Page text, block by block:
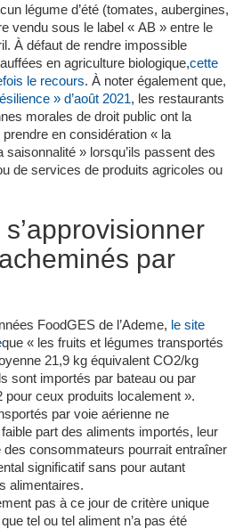
légume d’été (tomates, aubergines,
vendu sous le label « AB » entre le
À défaut de rendre impossible
en agriculture biologique,cette
le recours. À noter également que,
» d’août 2021, les restaurants
morales de droit public ont la
prendre en considération « la
» lorsqu’ils passent des
de services de produits agricoles ou
par
FoodGES de l’Ademe, le site
que « les fruits et légumes transportés
21,9 kg équivalent CO2/kg
sont importés par bateau ou par
ceux produits localement ».
par voie aérienne ne
part des aliments importés, leur
des consommateurs pourrait entraîner
significatif sans pour autant
alimentaires.
pas à ce jour de critère unique
tel ou tel aliment n’a pas été